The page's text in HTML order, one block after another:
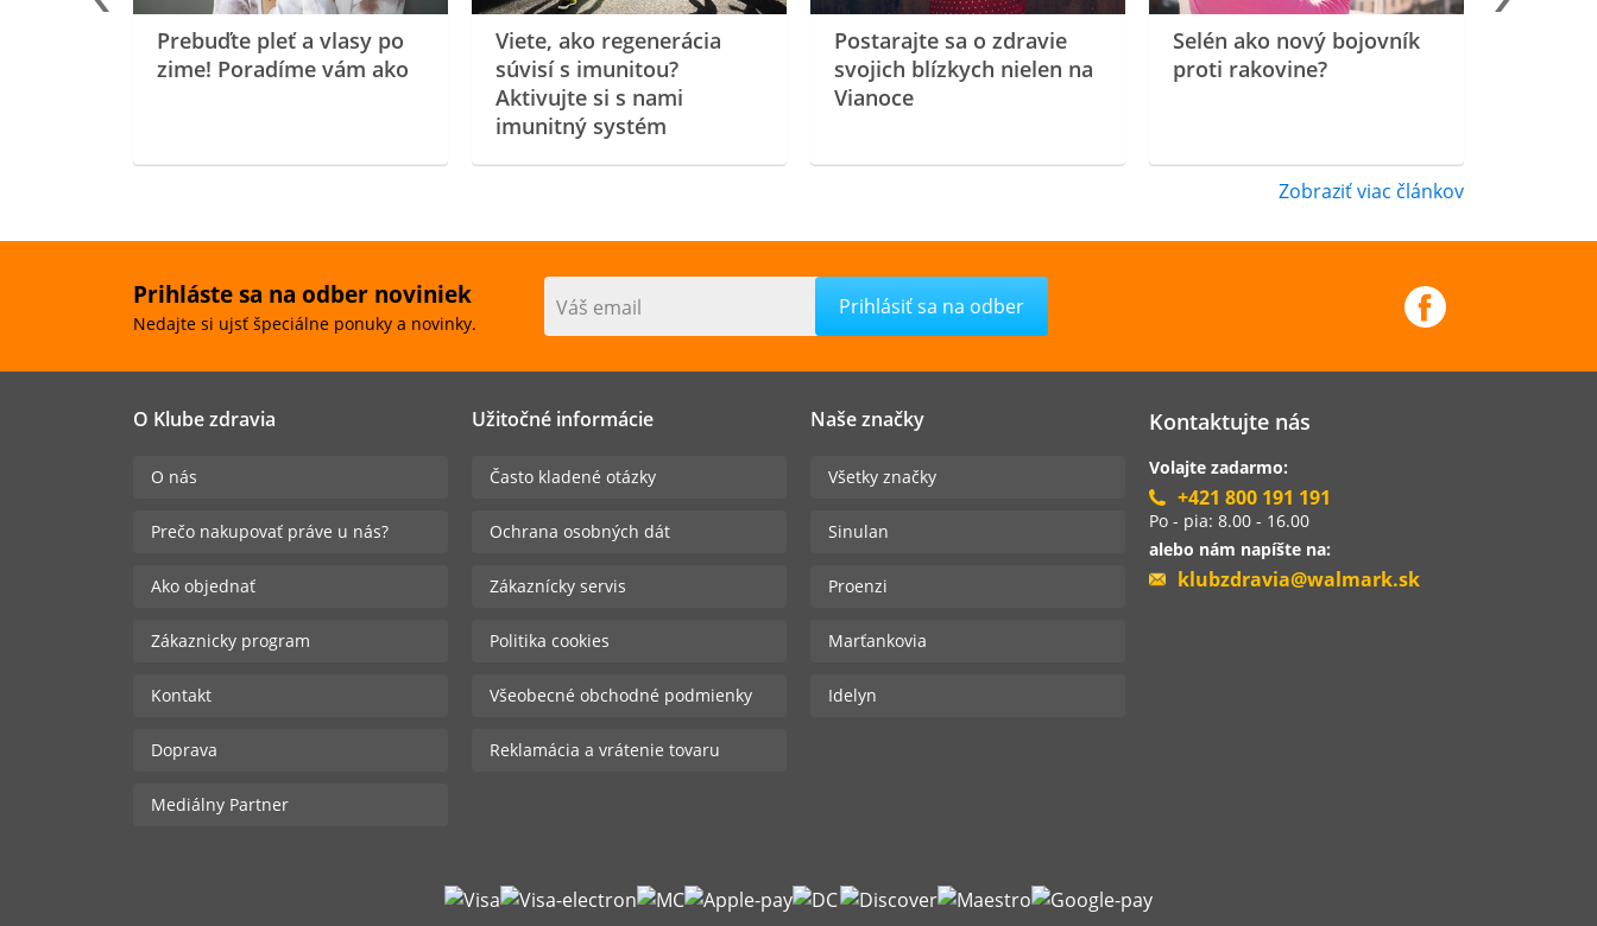
Prebuďte pleť a vlasy po
zime! Poradíme vám ako
Viete, ako regenerácia
súvisí s imunitou?
Aktivujte si s nami
imunitný systém
Postarajte sa o zdravie
svojich blízkych nielen na
Vianoce
Selén ako nový bojovník
proti rakovine?
Zobraziť viac článkov
Prihláste sa na odber noviniek
Nedajte si ujsť špeciálne ponuky a novinky.
Váš email
O Klube zdravia
O nás
Prečo nakupovať práve u nás?
Ako objednať
Zákaznicky program
Kontakt
Doprava
Mediálny Partner
Užitočné informácie
Často kladené otázky
Ochrana osobných dát
Zákaznícky servis
Politika cookies
Všeobecné obchodné podmienky
Reklamácia a vrátenie tovaru
Naše značky
Všetky značky
Sinulan
Proenzi
Marťankovia
Idelyn
Kontaktujte nás
Volajte zadarmo:
+421 800 191 191
Po - pia: 8.00 - 16.00
alebo nám napíšte na:
klubzdravia@walmark.sk